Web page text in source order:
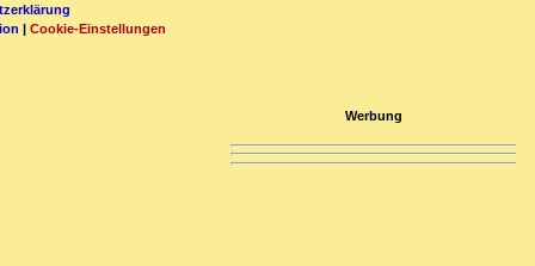
| Cookie-Einstellungen
Werbung